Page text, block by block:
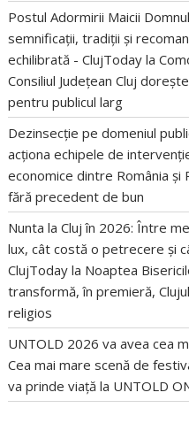
Postul Adormirii Maicii
semnificații, tradiții și
echilibrată - ClujToday la
Consiliul Județean Cluj
pentru publicul larg
Dezinsecție pe domeniul
acționa echipele de
economice dintre România și
fără precedent de bun
Nunta la Cluj în 2026: Între
lux, cât costă o petrecere și
ClujToday la Noaptea
transformă, în premieră,
religios
UNTOLD 2026 va avea cea
Cea mai mare scenă de
va prinde viață la UNTOLD